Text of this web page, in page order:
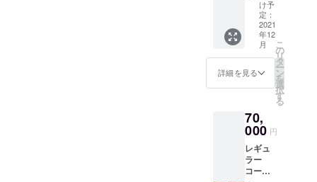
より半
年とな
りま
す。
す。 ＊
計測及
び完成
後引き
渡し時
来店い
ただけ
ターン
品で
す。 ＊
ご来店
時は隣
接郵便
国内の
工場で
行い、
完成ま
で約３
間程か
かりま
は厳選
屋店内
または
リーガ
ル
シュー
す。 ＊
ご支援
時は必
ず備考
欄にご
希望の
お名前
（ロー
マ字の
のない
ように
正確に
であれ
ば何杯
でもお
かわり
できま
す。 ＊
ご記名
させて
いただ
きま
す。 ＊
テイク
アウト
ルド
色） 金
属プ
レート
につい
て ＊プ
レート
のサイ
5cm×約
20cmの
ものに
なりま
す ＊掲
示期間
け予
定：
2021
年12
月
詳細を見る
こ
の
リ
タ
ー
ン
を
選
択
す
る
70,
000 円
レギュ
ラー
コー